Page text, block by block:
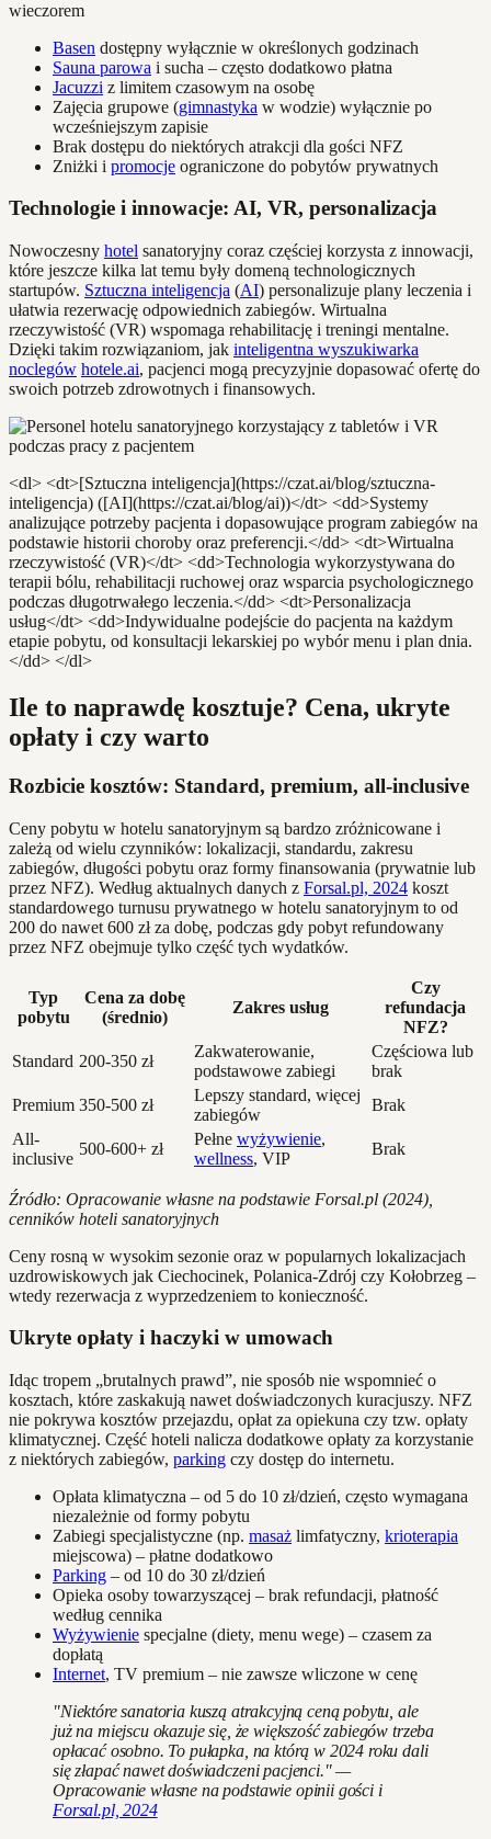
Basen dostępny wyłącznie w określonych godzinach
Sauna parowa i sucha – często dodatkowo płatna
Jacuzzi z limitem czasowym na osobę
Zajęcia grupowe (gimnastyka w wodzie) wyłącznie po
wcześniejszym zapisie
Brak dostępu do niektórych atrakcji dla gości NFZ
Zniżki i promocje ograniczone do pobytów prywatnych
Technologie i innowacje: AI, VR, personalizacja
Nowoczesny hotel sanatoryjny coraz częściej korzysta z innowacji,
które jeszcze kilka lat temu były domeną technologicznych
startupów. Sztuczna inteligencja (AI) personalizuje plany leczenia i
ułatwia rezerwację odpowiednich zabiegów. Wirtualna
rzeczywistość (VR) wspomaga rehabilitację i treningi mentalne.
Dzięki takim rozwiązaniom, jak inteligentna wyszukiwarka
noclegów hotele.ai, pacjenci mogą precyzyjnie dopasować ofertę do
swoich potrzeb zdrowotnych i finansowych.
<dl> <dt>[Sztuczna inteligencja](https://czat.ai/blog/sztuczna-
inteligencja) ([AI](https://czat.ai/blog/ai))</dt> <dd>Systemy
analizujące potrzeby pacjenta i dopasowujące program zabiegów na
podstawie historii choroby oraz preferencji.</dd> <dt>Wirtualna
rzeczywistość (VR)</dt> <dd>Technologia wykorzystywana do
terapii bólu, rehabilitacji ruchowej oraz wsparcia psychologicznego
podczas długotrwałego leczenia.</dd> <dt>Personalizacja
usług</dt> <dd>Indywidualne podejście do pacjenta na każdym
etapie pobytu, od konsultacji lekarskiej po wybór menu i plan dnia.
</dd> </dl>
Ile to naprawdę kosztuje? Cena, ukryte
opłaty i czy warto
Rozbicie kosztów: Standard, premium, all-inclusive
Ceny pobytu w hotelu sanatoryjnym są bardzo zróżnicowane i
zależą od wielu czynników: lokalizacji, standardu, zakresu
zabiegów, długości pobytu oraz formy finansowania (prywatnie lub
przez NFZ). Według aktualnych danych z Forsal.pl, 2024 koszt
standardowego turnusu prywatnego w hotelu sanatoryjnym to od
200 do nawet 600 zł za dobę, podczas gdy pobyt refundowany
przez NFZ obejmuje tylko część tych wydatków.
Typ
pobytu
Cena za dobę
(średnio)
Zakres usług
Czy
refundacja
NFZ?
Standard 200-350 zł
Zakwaterowanie,
podstawowe zabiegi
Częściowa lub
brak
Premium 350-500 zł
Lepszy standard, więcej
zabiegów
Brak
All-
inclusive
500-600+ zł
Pełne wyżywienie,
wellness, VIP
Brak
Źródło: Opracowanie własne na podstawie Forsal.pl (2024),
cenników hoteli sanatoryjnych
Ceny rosną w wysokim sezonie oraz w popularnych lokalizacjach
uzdrowiskowych jak Ciechocinek, Polanica-Zdrój czy Kołobrzeg –
wtedy rezerwacja z wyprzedzeniem to konieczność.
Ukryte opłaty i haczyki w umowach
Idąc tropem „brutalnych prawd”, nie sposób nie wspomnieć o
kosztach, które zaskakują nawet doświadczonych kuracjuszy. NFZ
nie pokrywa kosztów przejazdu, opłat za opiekuna czy tzw. opłaty
klimatycznej. Część hoteli nalicza dodatkowe opłaty za korzystanie
z niektórych zabiegów, parking czy dostęp do internetu.
Opłata klimatyczna – od 5 do 10 zł/dzień, często wymagana
niezależnie od formy pobytu
Zabiegi specjalistyczne (np. masaż limfatyczny, krioterapia
miejscowa) – płatne dodatkowo
Parking – od 10 do 30 zł/dzień
Opieka osoby towarzyszącej – brak refundacji, płatność
według cennika
Wyżywienie specjalne (diety, menu wege) – czasem za
dopłatą
Internet, TV premium – nie zawsze wliczone w cenę
"Niektóre sanatoria kuszą atrakcyjną ceną pobytu, ale
już na miejscu okazuje się, że większość zabiegów trzeba
opłacać osobno. To pułapka, na którą w 2024 roku dali
się złapać nawet doświadczeni pacjenci." —
Opracowanie własne na podstawie opinii gości i
Forsal.pl, 2024